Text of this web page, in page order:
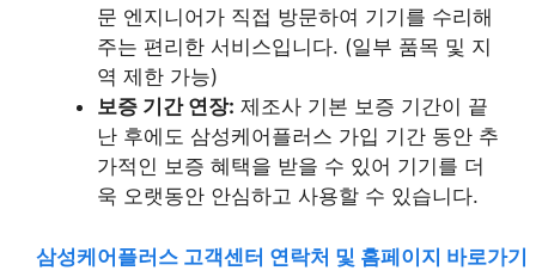
문 엔지니어가 직접 방문하여 기기를 수리해
주는 편리한 서비스입니다. (일부 품목 및 지
역 제한 가능)
보증 기간 연장: 제조사 기본 보증 기간이 끝
난 후에도 삼성케어플러스 가입 기간 동안 추
가적인 보증 혜택을 받을 수 있어 기기를 더
욱 오랫동안 안심하고 사용할 수 있습니다.
삼성케어플러스 고객센터 연락처 및 홈페이지 바로가기